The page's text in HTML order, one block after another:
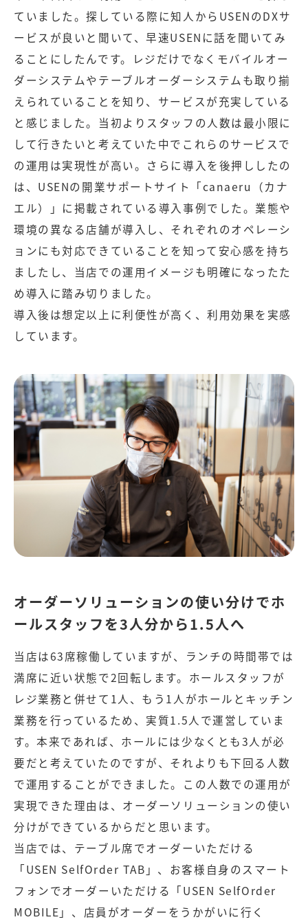
ていました。探している際に知人からUSENのDXサ
ービスが良いと聞いて、早速USENに話を聞いてみ
ることにしたんです。レジだけでなくモバイルオー
ダーシステムやテーブルオーダーシステムも取り揃
えられていることを知り、サービスが充実している
と感じました。当初よりスタッフの人数は最小限に
して行きたいと考えていた中でこれらのサービスで
の運用は実現性が高い。さらに導入を後押ししたの
は、USENの開業サポートサイト「canaeru（カナ
エル）」に掲載されている導入事例でした。業態や
環境の異なる店舗が導入し、それぞれのオペレーシ
ョンにも対応できていることを知って安心感を持ち
ましたし、当店での運用イメージも明確になったた
め導入に踏み切りました。
導入後は想定以上に利便性が高く、利用効果を実感
しています。
オーダーソリューションの使い分けでホ
ールスタッフを3人分から1.5人へ
当店は63席稼働していますが、ランチの時間帯では
満席に近い状態で2回転します。ホールスタッフが
レジ業務と併せて1人、もう1人がホールとキッチン
業務を行っているため、実質1.5人で運営していま
す。本来であれば、ホールには少なくとも3人が必
要だと考えていたのですが、それよりも下回る人数
で運用することができました。この人数での運用が
実現できた理由は、オーダーソリューションの使い
分けができているからだと思います。
当店では、テーブル席でオーダーいただける
「USEN SelfOrder TAB」、お客様自身のスマート
フォンでオーダーいただける「USEN SelfOrder
MOBILE」、店員がオーダーをうかがいに行く